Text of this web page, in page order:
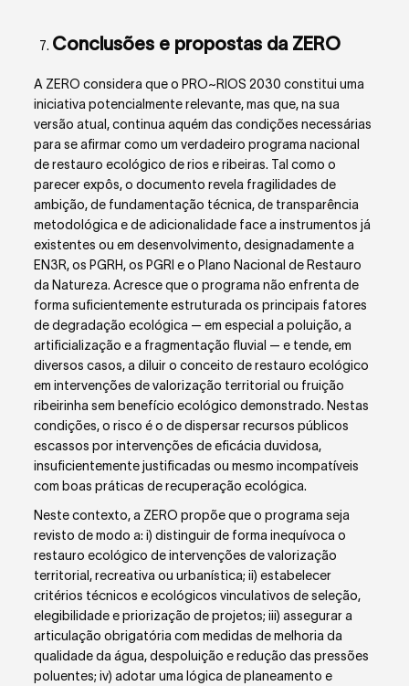
Conclusões e propostas da ZERO
A ZERO considera que o PRO~RIOS 2030 constitui uma
iniciativa potencialmente relevante, mas que, na sua
versão atual, continua aquém das condições necessárias
para se afirmar como um verdadeiro programa nacional
de restauro ecológico de rios e ribeiras. Tal como o
parecer expôs, o documento revela fragilidades de
ambição, de fundamentação técnica, de transparência
metodológica e de adicionalidade face a instrumentos já
existentes ou em desenvolvimento, designadamente a
EN3R, os PGRH, os PGRI e o Plano Nacional de Restauro
da Natureza. Acresce que o programa não enfrenta de
forma suficientemente estruturada os principais fatores
de degradação ecológica — em especial a poluição, a
artificialização e a fragmentação fluvial — e tende, em
diversos casos, a diluir o conceito de restauro ecológico
em intervenções de valorização territorial ou fruição
ribeirinha sem benefício ecológico demonstrado. Nestas
condições, o risco é o de dispersar recursos públicos
escassos por intervenções de eficácia duvidosa,
insuficientemente justificadas ou mesmo incompatíveis
com boas práticas de recuperação ecológica.
Neste contexto, a ZERO propõe que o programa seja
revisto de modo a: i) distinguir de forma inequívoca o
restauro ecológico de intervenções de valorização
territorial, recreativa ou urbanística; ii) estabelecer
critérios técnicos e ecológicos vinculativos de seleção,
elegibilidade e priorização de projetos; iii) assegurar a
articulação obrigatória com medidas de melhoria da
qualidade da água, despoluição e redução das pressões
poluentes; iv) adotar uma lógica de planeamento e